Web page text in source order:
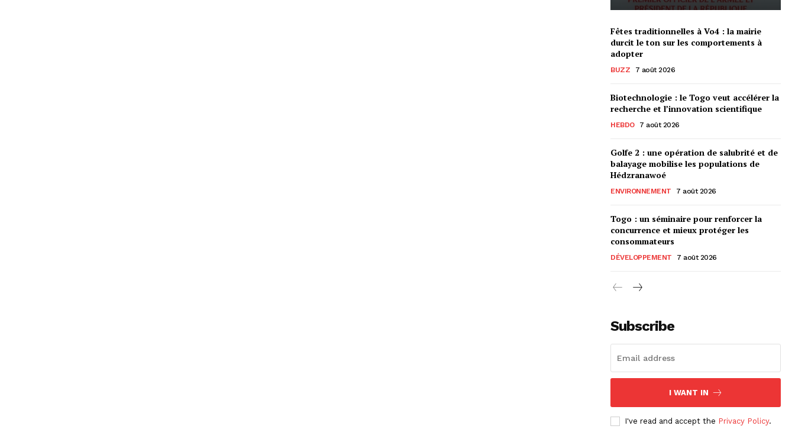
Fêtes traditionnelles à Vo4 : la mairie
durcit le ton sur les comportements à
adopter
BUZZ 7 août 2026
Biotechnologie : le Togo veut accélérer la
recherche et l’innovation scientifique
HEBDO 7 août 2026
Golfe 2 : une opération de salubrité et de
balayage mobilise les populations de
Hédzranawoé
ENVIRONNEMENT 7 août 2026
Togo : un séminaire pour renforcer la
concurrence et mieux protéger les
consommateurs
DÉVELOPPEMENT 7 août 2026
Subscribe
I WANT IN
I've read and accept the Privacy Policy.